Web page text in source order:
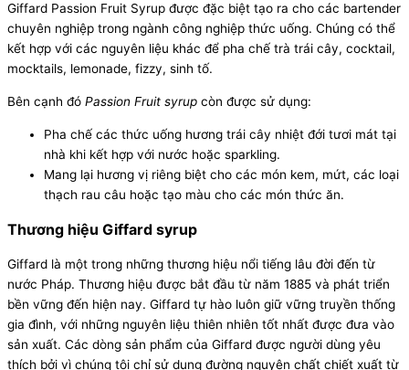
Giffard Passion Fruit Syrup được đặc biệt tạo ra cho các bartender
chuyên nghiệp trong ngành công nghiệp thức uống. Chúng có thể
kết hợp với các nguyên liệu khác để pha chế trà trái cây, cocktail,
mocktails, lemonade, fizzy, sinh tố.
Bên cạnh đó Passion Fruit syrup còn được sử dụng:
Pha chế các thức uống hương trái cây nhiệt đới tươi mát tại
nhà khi kết hợp với nước hoặc sparkling.
Mang lại hương vị riêng biệt cho các món kem, mứt, các loại
thạch rau câu hoặc tạo màu cho các món thức ăn.
Thương hiệu Giffard syrup
Giffard là một trong những thương hiệu nổi tiếng lâu đời đến từ
nước Pháp. Thương hiệu được bắt đầu từ năm 1885 và phát triển
bền vững đến hiện nay. Giffard tự hào luôn giữ vững truyền thống
gia đình, với những nguyên liệu thiên nhiên tốt nhất được đưa vào
sản xuất. Các dòng sản phẩm của Giffard được người dùng yêu
thích bởi vì chúng tôi chỉ sử dụng đường nguyên chất chiết xuất từ